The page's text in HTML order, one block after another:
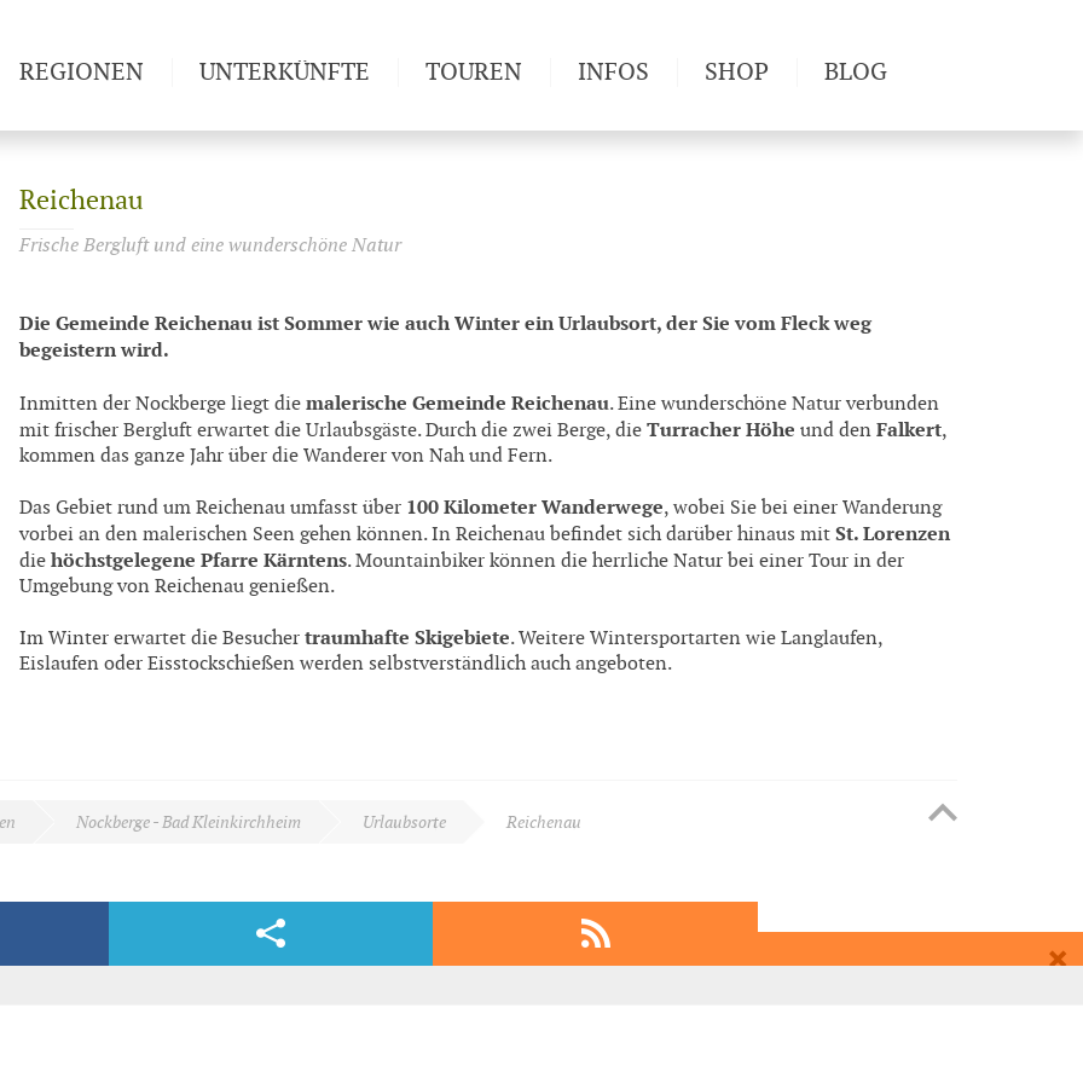
Reichenau
Frische Bergluft und eine wunderschöne Natur
Die Gemeinde Reichenau ist Sommer wie auch Winter ein Urlaubsort, der Sie vom Fleck weg
begeistern wird.
Inmitten der Nockberge liegt die malerische Gemeinde Reichenau. Eine wunderschöne Natur verbunden
mit frischer Bergluft erwartet die Urlaubsgäste. Durch die zwei Berge, die Turracher Höhe und den Falkert,
kommen das ganze Jahr über die Wanderer von Nah und Fern.
Das Gebiet rund um Reichenau umfasst über 100 Kilometer Wanderwege, wobei Sie bei einer Wanderung
vorbei an den malerischen Seen gehen können. In Reichenau befindet sich darüber hinaus mit St. Lorenzen
die höchstgelegene Pfarre Kärntens. Mountainbiker können die herrliche Natur bei einer Tour in der
Umgebung von Reichenau genießen.
Im Winter erwartet die Besucher traumhafte Skigebiete. Weitere Wintersportarten wie Langlaufen,
Eislaufen oder Eisstockschießen werden selbstverständlich auch angeboten.
Nockberge - Bad Kleinkirchheim Urlaubsorte Reichenau
Fleck weg begeistern wird.
REGIONEN UNTERKÜNFTE TOUREN INFOS
Newsletter
SHOP BLOG